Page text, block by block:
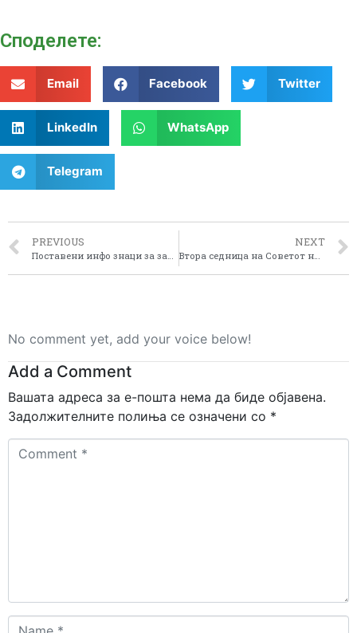
Споделeте:
Email Facebook Twitter
LinkedIn WhatsApp
Telegram
PREVIOUS NEXT
Втора седница на Советот на Пелагонискиот регион
No comment yet, add your voice below!
Add a Comment
Вашата адреса за е-пошта нема да биде објавена.
Задолжителните полиња се означени со *
Comment
Name